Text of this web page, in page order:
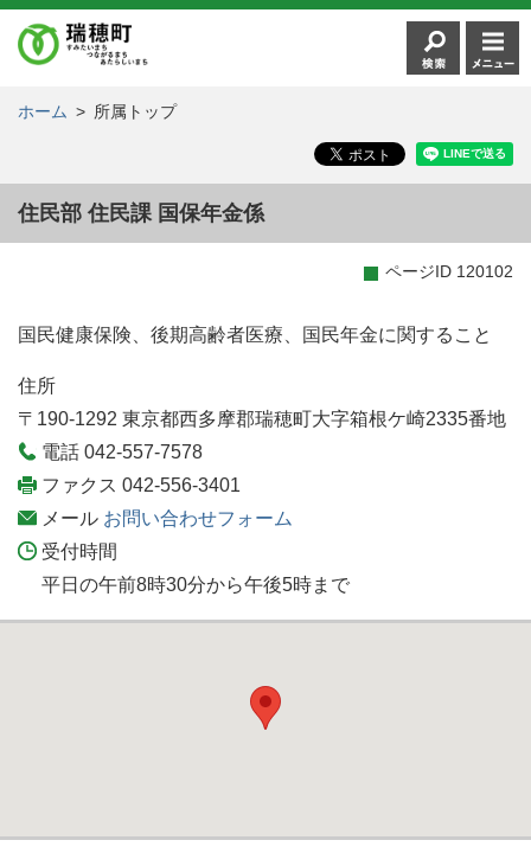
ホーム > 所属トップ
住民部 住民課 国保年金係
ページID 120102
国民健康保険、後期高齢者医療、国民年金に関すること
住所
〒190-1292 東京都西多摩郡瑞穂町大字箱根ケ崎2335番地
電話 042-557-7578
ファクス 042-556-3401
メール お問い合わせフォーム
受付時間
平日の午前8時30分から午後5時まで